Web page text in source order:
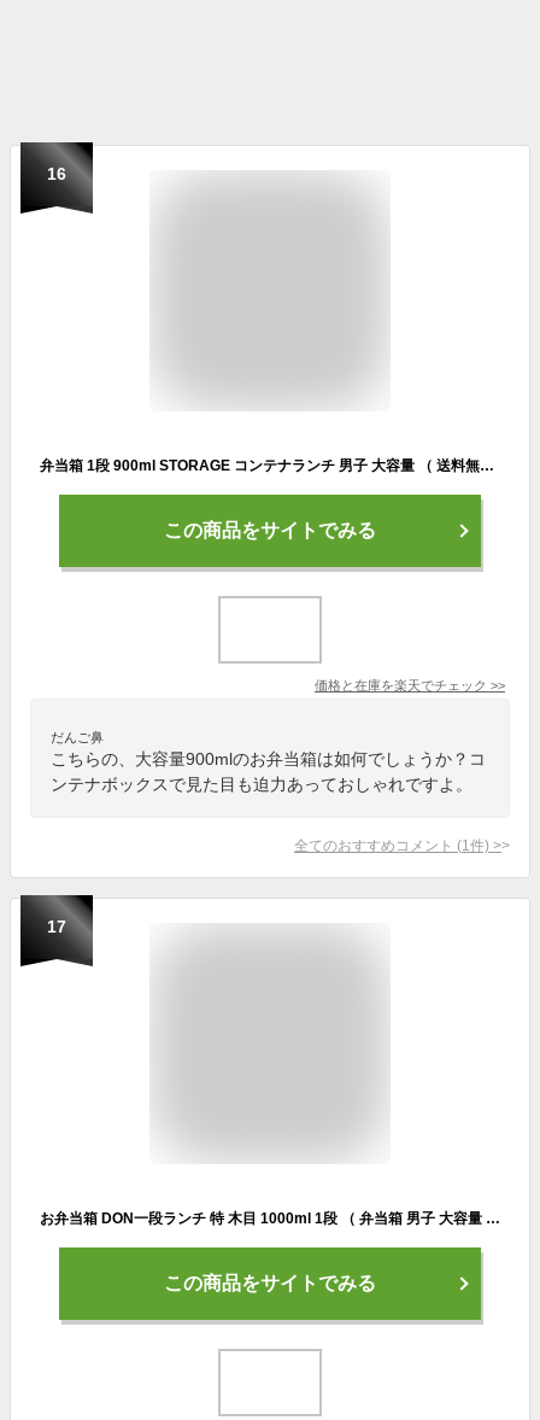
16
弁当箱 1段 900ml STORAGE コンテナランチ 男子 大容量 （ 送料無料 お弁当箱 ランチボックス レンジ対応 食洗機対応 一段 男性 レンジOK 食洗機OK 仕切り付き ドーム型 4点ロック お弁当 弁当 日本製 おしゃれ ）【3980円以上送料無料】
この商品をサイトでみる
価格と在庫を楽天でチェック >>
だんご鼻
こちらの、大容量900mlのお弁当箱は如何でしょうか？コ
ンテナボックスで見た目も迫力あっておしゃれですよ。
全てのおすすめコメント (1 件) >
17
お弁当箱 DON一段ランチ 特 木目 1000ml 1段 （ 弁当箱 男子 大容量 レンジ対応 日本製 おしゃれ 電子レンジ対応 食洗機対応 特盛 かわいい メンズ ランチボックス シンプル 木製風 ）【3980円以上送料無料】
この商品をサイトでみる